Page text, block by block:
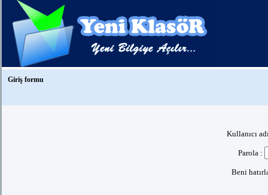
Giriş formu
Kullanıcı
Parola :
Beni